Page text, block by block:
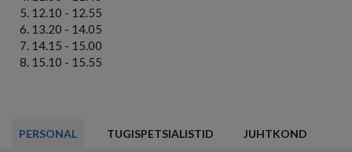
12.10 - 12.55
13.20 - 14.05
14.15 - 15.00
15.10 - 15.55
PERSONAL TUGISPETSIALISTID JUHTKOND